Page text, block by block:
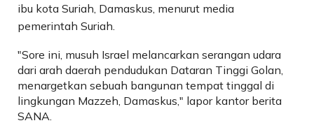
ibu kota Suriah, Damaskus, menurut media
pemerintah Suriah.
"Sore ini, musuh Israel melancarkan serangan udara
dari arah daerah pendudukan Dataran Tinggi Golan,
menargetkan sebuah bangunan tempat tinggal di
lingkungan Mazzeh, Damaskus," lapor kantor berita
SANA.